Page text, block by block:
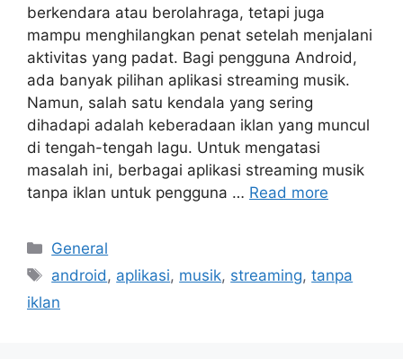
berkendara atau berolahraga, tetapi juga
mampu menghilangkan penat setelah menjalani
aktivitas yang padat. Bagi pengguna Android,
ada banyak pilihan aplikasi streaming musik.
Namun, salah satu kendala yang sering
dihadapi adalah keberadaan iklan yang muncul
di tengah-tengah lagu. Untuk mengatasi
masalah ini, berbagai aplikasi streaming musik
tanpa iklan untuk pengguna … Read more
Categories
General
Tags
android , aplikasi, musik, streaming,tanpa
iklan